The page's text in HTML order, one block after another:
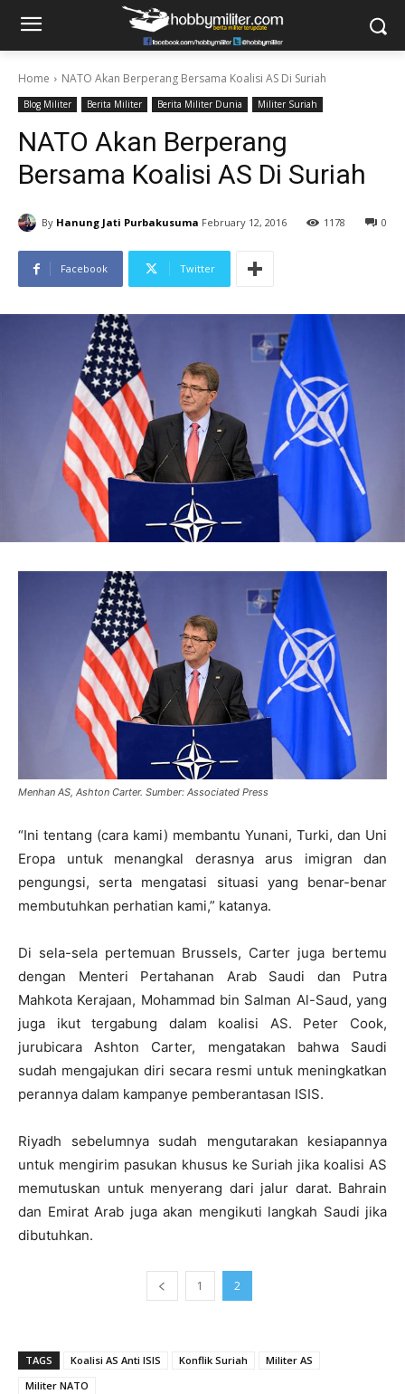
Home NATO Akan Berperang Bersama Koalisi AS Di Suriah
Blog Militer Berita Militer Berita Militer Dunia Militer Suriah
NATO Akan Berperang
Bersama Koalisi AS Di Suriah
By Hanung Jati Purbakusuma February 12, 2016 0
1178
Facebook Twitter
Menhan AS, Ashton Carter. Sumber: Associated Press
“Ini tentang (cara kami) membantu Yunani, Turki, dan Uni
Eropa untuk menangkal derasnya arus imigran dan
pengungsi, serta mengatasi situasi yang benar-benar
membutuhkan perhatian kami,” katanya.
Di sela-sela pertemuan Brussels, Carter juga bertemu
dengan Menteri Pertahanan Arab Saudi dan Putra
Mahkota Kerajaan, Mohammad bin Salman Al-Saud, yang
juga ikut tergabung dalam koalisi AS. Peter Cook,
jurubicara Ashton Carter, mengatakan bahwa Saudi
sudah mengajukan diri secara resmi untuk meningkatkan
perannya dalam kampanye pemberantasan ISIS.
Riyadh sebelumnya sudah mengutarakan kesiapannya
untuk mengirim pasukan khusus ke Suriah jika koalisi AS
memutuskan untuk menyerang dari jalur darat. Bahrain
dan Emirat Arab juga akan mengikuti langkah Saudi jika
dibutuhkan.
1 2
TAGS Koalisi AS Anti ISIS Konflik Suriah
Militer AS
Militer NATO